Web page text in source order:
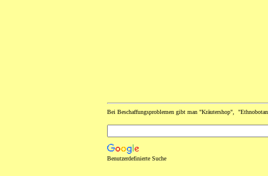
Bei Beschaffungsproblemen gibt man "Kräutershop",
Benutzerdefinierte Suche